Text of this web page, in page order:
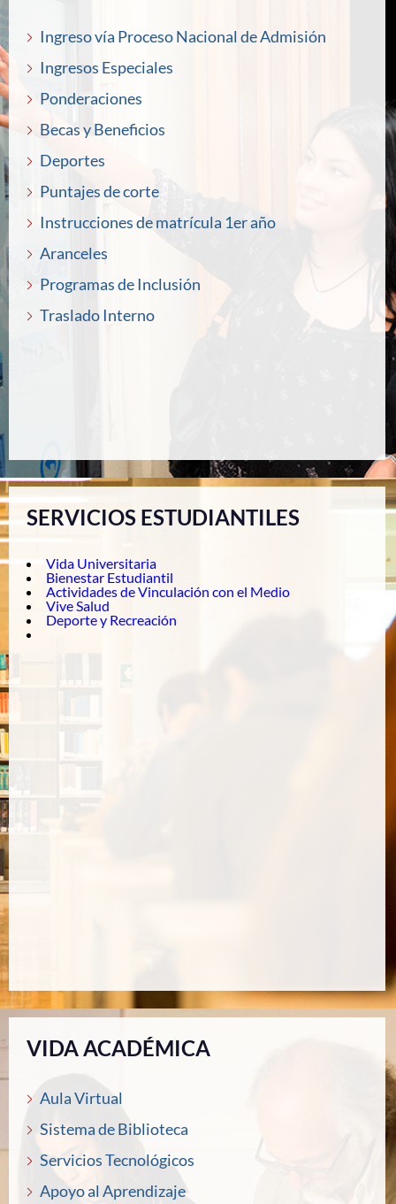
Ingreso vía Proceso Nacional de Admisión
Ingresos Especiales
Ponderaciones
Becas y Beneficios
Deportes
Puntajes de corte
Instrucciones de matrícula 1er año
Aranceles
Programas de Inclusión
Traslado Interno
SERVICIOS ESTUDIANTILES
Vida Universitaria
Bienestar Estudiantil
Actividades de Vinculación con el Medio
Vive Salud
Deporte y Recreación
VIDA ACADÉMICA
Aula Virtual
Sistema de Biblioteca
Servicios Tecnológicos
Apoyo al Aprendizaje